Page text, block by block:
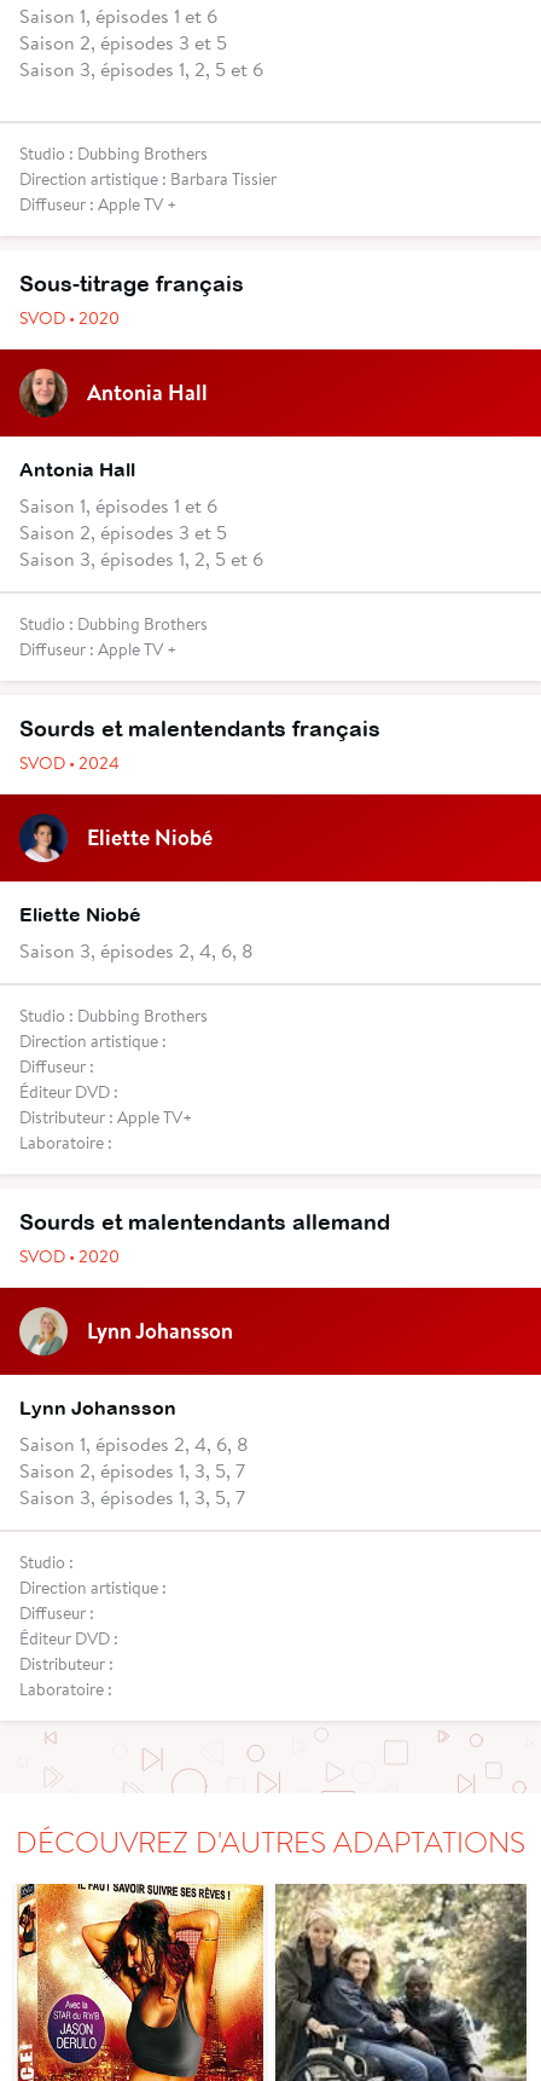
Saison 1, épisodes 1 et 6
Saison 2, épisodes 3 et 5
Saison 3, épisodes 1, 2, 5 et 6
Studio : Dubbing Brothers
Direction artistique : Barbara Tissier
Diffuseur : Apple TV +
Sous-titrage français
SVOD • 2020
Antonia Hall
Antonia Hall
Saison 1, épisodes 1 et 6
Saison 2, épisodes 3 et 5
Saison 3, épisodes 1, 2, 5 et 6
Studio : Dubbing Brothers
Diffuseur : Apple TV +
Sourds et malentendants français
SVOD • 2024
Eliette Niobé
Eliette Niobé
Saison 3, épisodes 2, 4, 6, 8
Studio : Dubbing Brothers
Direction artistique :
Diffuseur :
Éditeur DVD :
Distributeur : Apple TV+
Laboratoire :
Sourds et malentendants allemand
SVOD • 2020
Lynn Johansson
Lynn Johansson
Saison 1, épisodes 2, 4, 6, 8
Saison 2, épisodes 1, 3, 5, 7
Saison 3, épisodes 1, 3, 5, 7
Studio :
Direction artistique :
Diffuseur :
Éditeur DVD :
Distributeur :
Laboratoire :
DÉCOUVREZ D'AUTRES ADAPTATIONS